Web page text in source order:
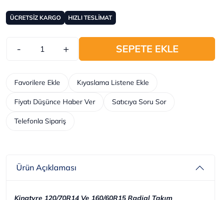
ÜCRETSİZ KARGO HIZLI TESLİMAT
- + SEPETE EKLE
Telefonla Sipariş
Kıyaslama Listene Ekle
Favorilere Ekle
Fiyatı Düşünce Haber Ver Satıcıya Soru Sor
Ürün Açıklaması
Kingtyre 120/70R14 Ve 160/60R15 Radial Takım